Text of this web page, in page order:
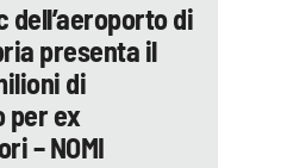
dell’aeroporto di
presenta il
di
per ex
– NOMI